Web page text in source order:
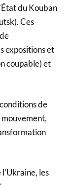
du Kouban
Ces
expositions et
coupable) et
de
mouvement,
les